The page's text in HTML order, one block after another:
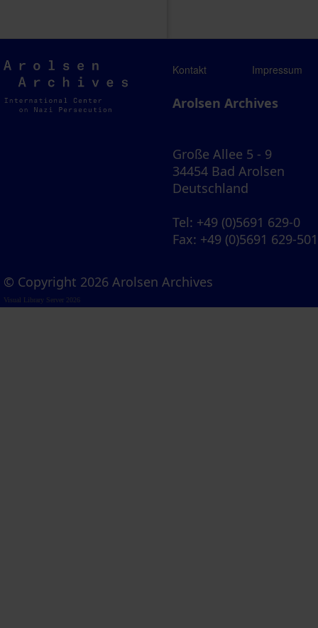
Arolsen
Archives
Kontakt Impressum
Arolsen Archives
Große Allee 5 - 9
34454 Bad Arolsen
Deutschland
Tel: +49 (0)5691 629-0
Fax: +49 (0)5691 629-501
© Copyright 2026 Arolsen Archives
Visual Library Server 2026